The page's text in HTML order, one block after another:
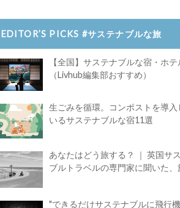
EDITOR’S PICKS #サステナブルな旅
【全国】サステナブルな宿・ホテ
（Livhub編集部おすすめ）
生ごみを循環。コンポストを導入
いるサステナブルな宿11選
あなたはどう旅する？ ｜ 英国サステナ
ブルトラベルの専門家に聞いた、
"できるだけサステナブルに飛行